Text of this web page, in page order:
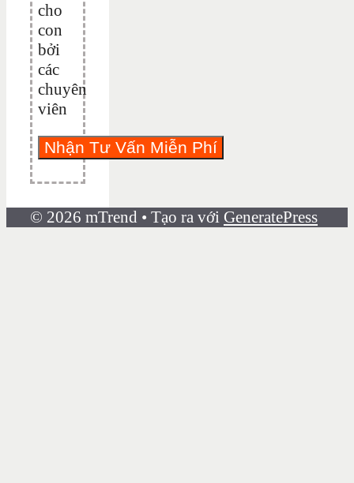
cho
con
bởi
các
chuyên
viên
© 2026 mTrend • Tạo ra với GeneratePress